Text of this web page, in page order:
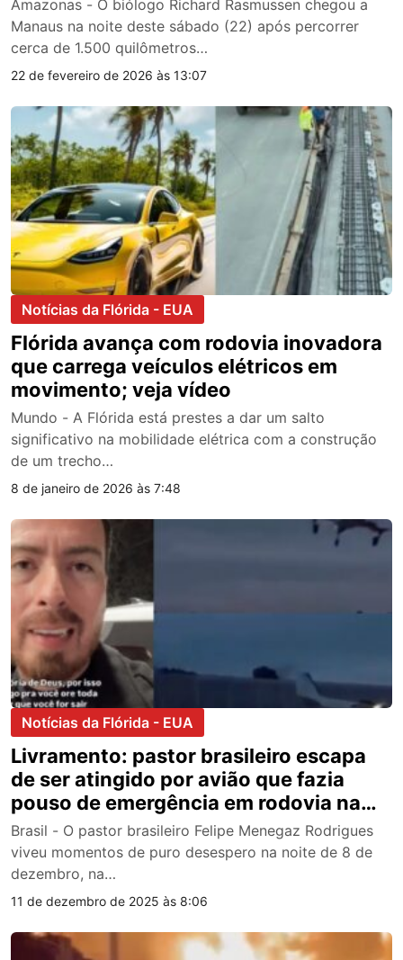
Amazonas - O biólogo Richard Rasmussen chegou a
Manaus na noite deste sábado (22) após percorrer
cerca de 1.500 quilômetros…
22 de fevereiro de 2026 às 13:07
Notícias da Flórida - EUA
Flórida avança com rodovia inovadora
que carrega veículos elétricos em
movimento; veja vídeo
Mundo - A Flórida está prestes a dar um salto
significativo na mobilidade elétrica com a construção
de um trecho…
8 de janeiro de 2026 às 7:48
Notícias da Flórida - EUA
Livramento: pastor brasileiro escapa
de ser atingido por avião que fazia
pouso de emergência em rodovia na
Flórida; veja vídeo
Brasil - O pastor brasileiro Felipe Menegaz Rodrigues
viveu momentos de puro desespero na noite de 8 de
dezembro, na…
11 de dezembro de 2025 às 8:06